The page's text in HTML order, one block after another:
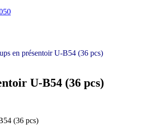
en présentoir U-B54 (36 pcs)
U-B54 (36 pcs)
(36 pcs)